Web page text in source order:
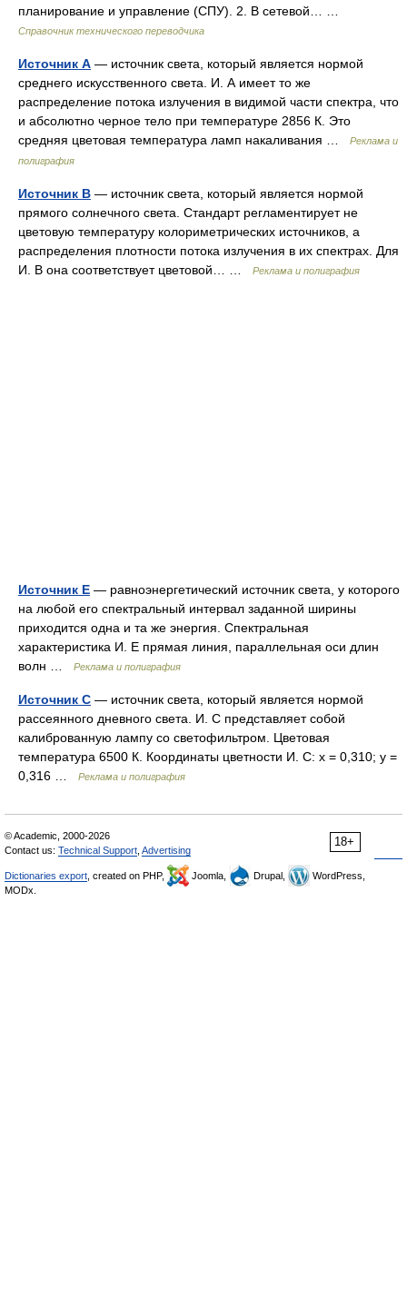
планирование и управление (СПУ). 2. В сетевой… …
Справочник технического переводчика
Источник А — источник света, который является нормой
среднего искусственного света. И. А имеет то же
распределение потока излучения в видимой части спектра, что
и абсолютно черное тело при температуре 2856 К. Это
средняя цветовая температура ламп накаливания …
Реклама и
полиграфия
Источник В — источник света, который является нормой
прямого солнечного света. Стандарт регламентирует не
цветовую температуру колориметрических источников, а
распределения плотности потока излучения в их спектрах. Для
И. В она соответствует цветовой… …
Реклама и полиграфия
Источник Е — равноэнергетический источник света, у которого
на любой его спектральный интервал заданной ширины
приходится одна и та же энергия. Спектральная
характеристика И. Е прямая линия, параллельная оси длин
волн …
Реклама и полиграфия
Источник С — источник света, который является нормой
рассеянного дневного света. И. С представляет собой
калиброванную лампу со светофильтром. Цветовая
температура 6500 К. Координаты цветности И. С: х = 0,310; у =
0,316 …
Реклама и полиграфия
18+
© Academic, 2000-2026
Contact us: Technical Support Advertising
Dictionaries export , created on PHP, Joomla, Drupal,
WordPress,
MODx.